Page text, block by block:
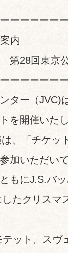
ーーーーー
内
28回東京
ーーーーー
ター（JVC)
を開催いた
、「チケッ
加いただい
もにJ.S.バ
たクリスマ
ット、スヴ